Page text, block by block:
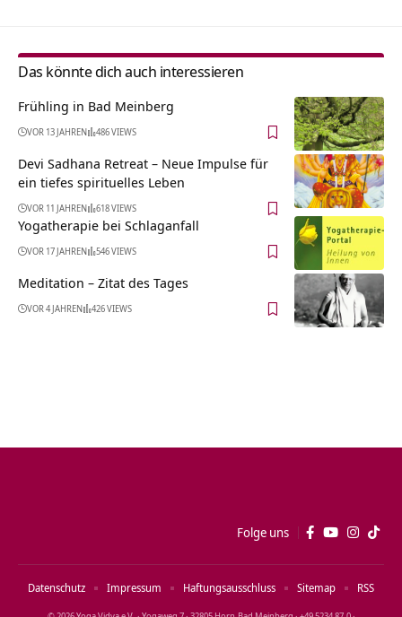
Das könnte dich auch interessieren
Frühling in Bad Meinberg
VOR 13 JAHREN 486 VIEWS
Devi Sadhana Retreat – Neue Impulse für
ein tiefes spirituelles Leben
VOR 11 JAHREN 618 VIEWS
Yogatherapie bei Schlaganfall
VOR 17 JAHREN 546 VIEWS
Meditation – Zitat des Tages
VOR 4 JAHREN 426 VIEWS
Folge uns
Datenschutz Impressum Haftungsausschluss Sitemap RSS